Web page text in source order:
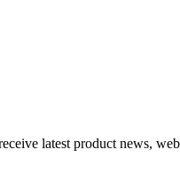
latest product news,